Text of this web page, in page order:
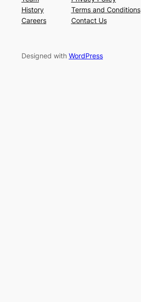
History
Careers
Terms and Conditions
Contact Us
Designed with WordPress